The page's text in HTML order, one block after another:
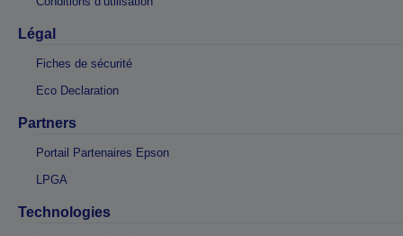
Légal
Fiches de sécurité
Eco Declaration
Partners
Portail Partenaires Epson
LPGA
Technologies